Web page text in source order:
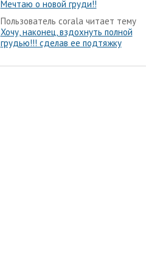
Мечтаю о новой груди!!
Пользователь corala читает тему
Хочу, наконец, вздохнуть полной
грудью!!! сделав ее подтяжку